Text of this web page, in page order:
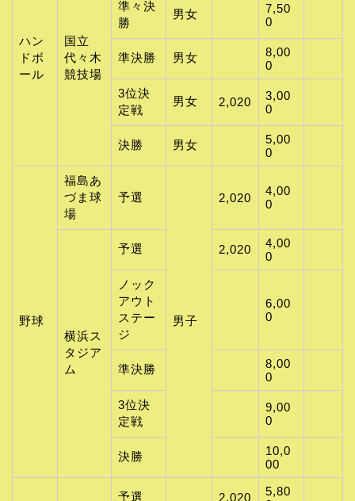
ハン
ドボ
ール
国立
代々木
競技場
準々決
勝
男女
7,50
0
準決勝 男女
8,00
0
3位決
定戦
男女 2,020
3,00
0
決勝 男女
5,00
0
野球
福島あ
づま球
場
予選
男子
2,020
4,00
0
横浜ス
タジア
ム
予選 2,020
4,00
0
ノック
アウト
ステー
ジ
6,00
0
準決勝
8,00
0
3位決
定戦
9,00
0
決勝
10,0
00
予選 2,020
5,80